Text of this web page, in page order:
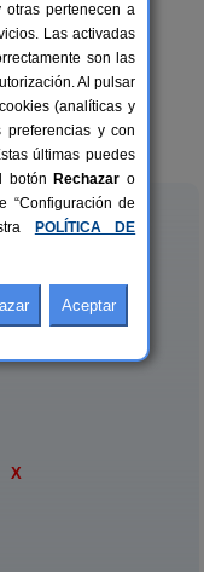
2-28+5 pers.
desde20 €
X
otras pertenecen a
Las activadas
son las
Al pulsar
(analíticas y
preferencias y con
últimas puedes
botón Rechazar o
“Configuración de
POLÍTICA DE